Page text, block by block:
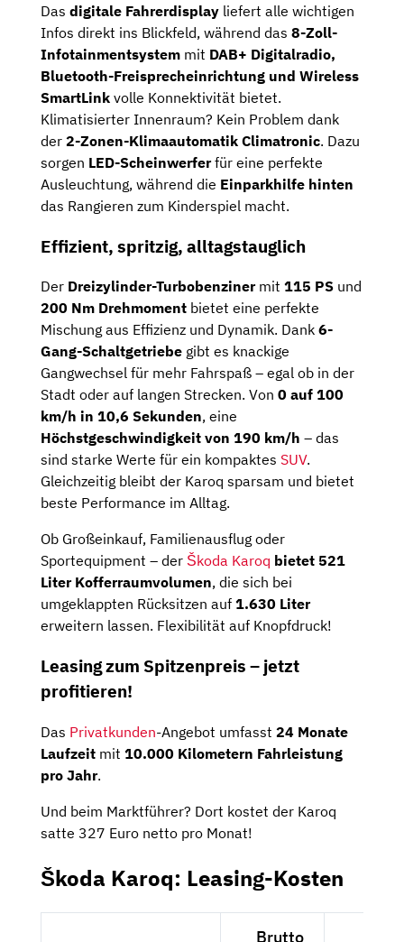
Das digitale Fahrerdisplay liefert alle wichtigen
Infos direkt ins Blickfeld, während das 8-Zoll-
Infotainmentsystem mit DAB+ Digitalradio,
Bluetooth-Freisprecheinrichtung und Wireless
SmartLink volle Konnektivität bietet.
Klimatisierter Innenraum? Kein Problem dank
der 2-Zonen-Klimaautomatik Climatronic. Dazu
sorgen LED-Scheinwerferfür eine perfekte
Ausleuchtung, während die Einparkhilfe hinten
das Rangieren zum Kinderspiel macht.
Effizient, spritzig, alltagstauglich
Der Dreizylinder-Turbobenzinermit 115 PS und
200 Nm Drehmoment bietet eine perfekte
Mischung aus Effizienz und Dynamik. Dank 6-
Gang-Schaltgetriebe gibt es knackige
Gangwechsel für mehr Fahrspaß – egal ob in der
Stadt oder auf langen Strecken. Von 0 auf 100
km/h in 10,6 Sekunden, eine
Höchstgeschwindigkeit von 190 km/h – das
sind starke Werte für ein kompaktes SUV.
Gleichzeitig bleibt der Karoq sparsam und bietet
beste Performance im Alltag.
Ob Großeinkauf, Familienausflug oder
Sportequipment – der Škoda Karoq bietet 521
Liter Kofferraumvolumen, die sich bei
umgeklappten Rücksitzen auf 1.630 Liter
erweitern lassen. Flexibilität auf Knopfdruck!
Leasing zum Spitzenpreis – jetzt
profitieren!
Das Privatkunden-Angebot umfasst 24 Monate
Laufzeit mit 10.000 Kilometern Fahrleistung
pro Jahr.
Und beim Marktführer? Dort kostet der Karoq
satte 327 Euro netto pro Monat!
Škoda Karoq: Leasing-Kosten
Brutto